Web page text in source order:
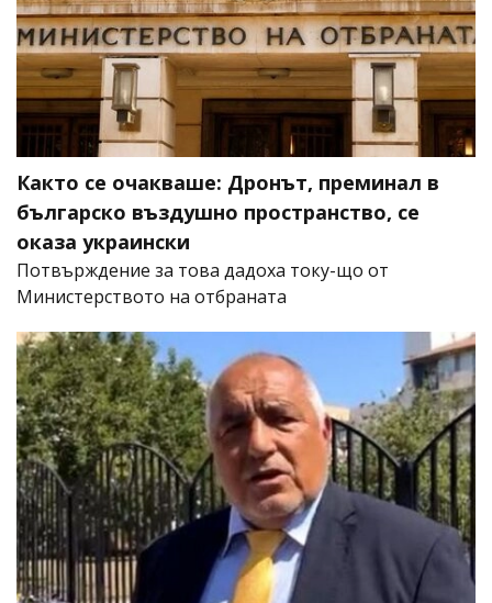
Както се очакваше: Дронът, преминал в
българско въздушно пространство, се
оказа украински
Потвърждение за това дадоха току-що от
Министерството на отбраната